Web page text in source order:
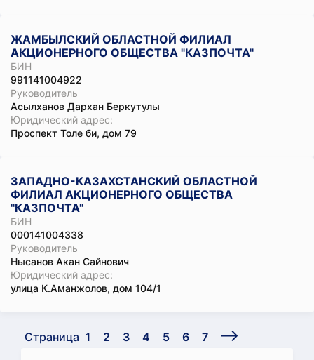
ЖАМБЫЛСКИЙ ОБЛАСТНОЙ ФИЛИАЛ
АКЦИОНЕРНОГО ОБЩЕСТВА "КАЗПОЧТА"
БИН
991141004922
Руководитель
Асылханов Дархан Беркутулы
Юридический адрес:
Проспект Толе би, дом 79
ЗАПАДНО-КАЗАХСТАНСКИЙ ОБЛАСТНОЙ
ФИЛИАЛ АКЦИОНЕРНОГО ОБЩЕСТВА
"КАЗПОЧТА"
БИН
000141004338
Руководитель
Нысанов Акан Сайнович
Юридический адрес:
улица К.Аманжолов, дом 104/1
Страница 1 2 3 4 5 6 7